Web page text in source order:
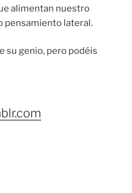
alimentan nuestro
pensamiento lateral.
su genio, pero podéis